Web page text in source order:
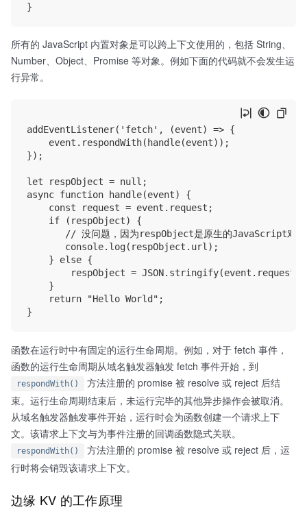
所有的 JavaScript 内置对象是可以跨上下文使用的，包括 String、
Number、Object、Promise 等对象。例如下面的代码就不会发生运
行异常。
addEventListener('fetch', (event) => {
    event.respondWith(handle(event));
});
let respObject = null;
async function handle(event) {
    const request = event.request;
    if (respObject) {
// 没问题，因为respObject是原生的JavaScript对
       console.log(respObject.url);
    } else {
        respObject = JSON.stringify(event.request);
    }
    return "Hello World";
函数在运行时中有固定的运行生命周期。例如，对于 fetch 事件，
函数的运行生命周期从域名触发器触发 fetch 事件开始，到
respondWith()
方法注册的 promise 被 resolve 或 reject 后结
束。运行生命周期结束后，未运行完毕的其他异步操作会被取消。
从域名触发器触发事件开始，运行时会为函数创建一个请求上下
文。该请求上下文与为事件注册的回调函数隐式关联。
respondWith()
方法注册的 promise 被 resolve 或 reject 后，运
行时将会销毁该请求上下文。
边缘 KV 的工作原理